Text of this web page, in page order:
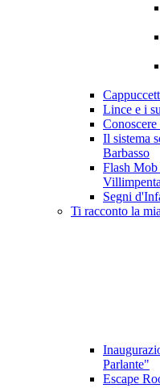
Lince e i
Il sistema
Barbasso
Flash
Villimpenta
Segni
Ti racconto la
Parlante"
Escape